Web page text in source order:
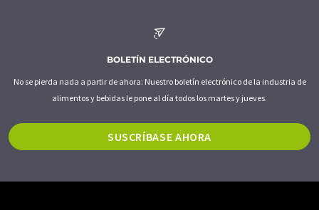
BOLETÍN ELECTRÓNICO
No se pierda nada a partir de ahora: Nuestro boletín electrónico de la industria de
alimentos y bebidas le pone al día todos los martes y jueves.
SUSCRÍBASE AHORA